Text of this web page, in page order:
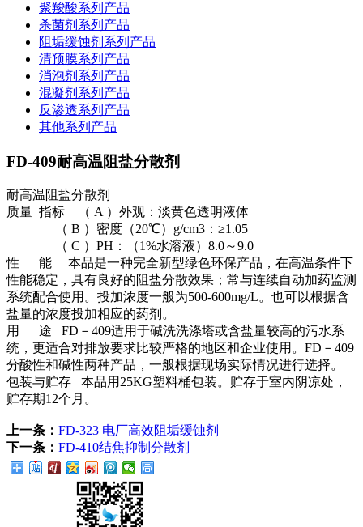
聚羧酸系列产品
杀菌剂系列产品
阻垢缓蚀剂系列产品
清预膜系列产品
消泡剂系列产品
混凝剂系列产品
反渗透系列产品
其他系列产品
FD-409耐高温阻盐分散剂
耐高温阻盐分散剂
质量 指标 （ A ）外观：淡黄色透明液体
（ B ）密度（20℃）g/cm3：≥1.05
（ C ）PH：（1%水溶液）8.0～9.0
性 能 本品是一种完全新型绿色环保产品，在高温条件下
性能稳定，具有良好的阻盐分散效果；常与连续自动加药监测
系统配合使用。投加浓度一般为500-600mg/L。也可以根据含
盐量的浓度投加相应的药剂。
用 途 FD－409适用于碱洗洗涤塔或含盐量较高的污水系
统，更适合对排放要求比较严格的地区和企业使用。 FD－409
分酸性和碱性两种产品，一般根据现场实际情况进行选择。
包装与贮存 本品用25KG塑料桶包装。贮存于室内阴凉处，
贮存期12个月。
上一条： FD-323 电厂高效阻垢缓蚀剂
下一条： FD-410结焦抑制分散剂